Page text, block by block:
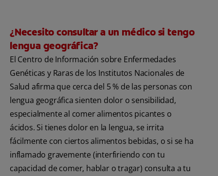
¿Necesito consultar a un médico si tengo
lengua geográfica?
El Centro de Información sobre Enfermedades
Genéticas y Raras de los Institutos Nacionales de
Salud afirma que cerca del 5 % de las personas con
lengua geográfica sienten dolor o sensibilidad,
especialmente al comer alimentos picantes o
ácidos. Si tienes dolor en la lengua, se irrita
fácilmente con ciertos alimentos bebidas, o si se ha
inflamado gravemente (interfiriendo con tu
capacidad de comer, hablar o tragar) consulta a tu